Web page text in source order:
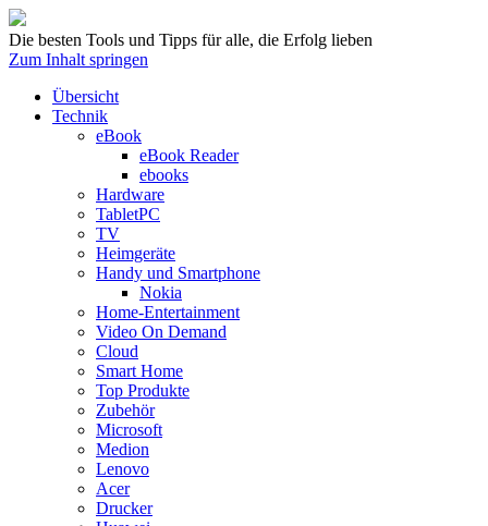
Die besten Tools und Tipps für alle, die Erfolg lieben
Zum Inhalt springen
Übersicht
Technik
eBook
eBook Reader
ebooks
Hardware
TabletPC
TV
Heimgeräte
Handy und Smartphone
Nokia
Home-Entertainment
Video On Demand
Cloud
Smart Home
Top Produkte
Zubehör
Microsoft
Medion
Lenovo
Acer
Drucker